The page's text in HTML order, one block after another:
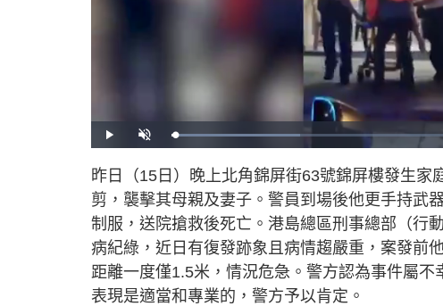
P
l
U
n
e
L
o
e
d
:
2
4
.
3
%
昨日（15日）晚上北角錦屏街63號錦屏樓發生
剪，襲擊其母親及妻子。警員到場後他更手持武
制服，送院搶救後死亡。港島總區刑事總部（行
病紀綠，近日有復發跡象且病情趨嚴重，案發前
距離一度僅1.5米，情況危急。警方認為事件屬
表現是適當和專業的，警方予以肯定。